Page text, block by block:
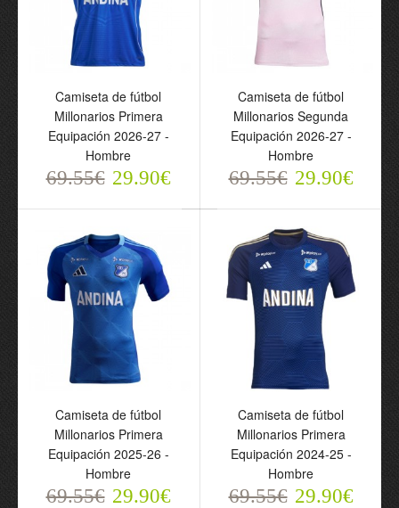
Millonarios Primera
Equipación 2026-27 -
Hombre
69.55€
Millonarios Segunda
Equipación 2026-27 -
Hombre
69.55€ 29.90€
Camiseta de fútbol
Millonarios Primera
Equipación 2025-26 -
Hombre
69.55€
Camiseta de fútbol
Millonarios Primera
Equipación 2024-25 -
Hombre
69.55€ 29.90€
Camiseta de fútbol
Millonarios Primera
Equipación 2026-27 -
Hombre
69.55€ 29.90€
Camiseta de fútbol
Millonarios Segunda
Equipación 2026-27 -
Hombre
69.55€ 29.90€
Camiseta de fútbol
Millonarios Primera
Equipación 2025-26 -
Hombre
69.55€ 29.90€
Camiseta de fútbol
Millonarios Primera
Equipación 2024-25 -
Hombre
69.55€ 29.90€